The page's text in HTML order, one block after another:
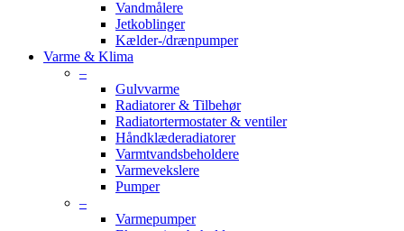
Vandmålere
Jetkoblinger
Kælder-/drænpumper
Varme & Klima
–
Gulvvarme
Radiatorer & Tilbehør
Radiatortermostater & ventiler
Håndklæderadiatorer
Varmtvandsbeholdere
Varmevekslere
Pumper
–
Varmepumper